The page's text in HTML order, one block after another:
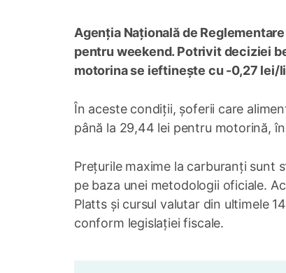
Agenția Națională de
pentru weekend. Potrivit deciziei
motorina se ieftinește cu -0,27 lei/
În aceste condiții, șoferii care
până la 29,44 lei pentru motorină,
Prețurile maxime la carburanți sunt
pe baza unei metodologii oficiale.
Platts și cursul valutar din ultimele
conform legislației fiscale.